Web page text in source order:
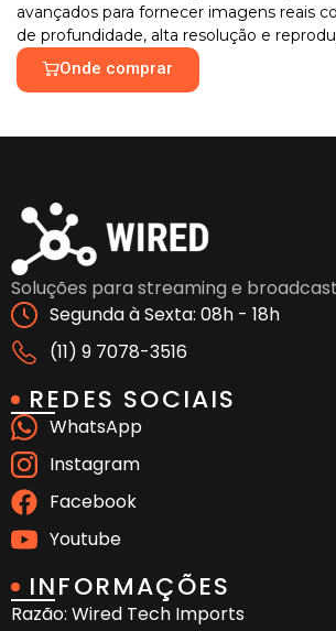
avançados para fornecer imagens reais
de profundidade, alta resolução e
Onde comprar
Soluções para streaming e
Segunda à Sexta: 08h - 18h
(11) 9 7078-3516
REDES SOCIAIS
WhatsApp
Instagram
Facebook
Youtube
INFORMAÇÕES
Razão: Wired Tech Imports